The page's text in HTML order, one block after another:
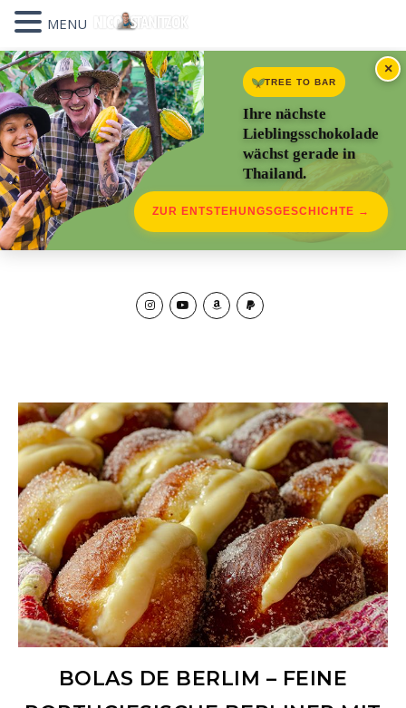
BOLAS DE BERLIM – FEINE
×
TREE TO BAR
Ihre nächste
Lieblingsschokolade
wächst gerade in
Thailand.
ZUR ENTSTEHUNGSGESCHICHTE →
MENU